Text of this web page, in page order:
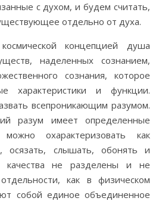
с духом, и будем считать,
отдельно от духа.
концепцией душа
наделенных сознанием,
сознания, которое
характеристики и функции.
всепроникающим разумом.
разум имеет определенные
охарактеризовать как
осязать, слышать, обонять и
не разделены и не
как в физическом
собой единое объединенное